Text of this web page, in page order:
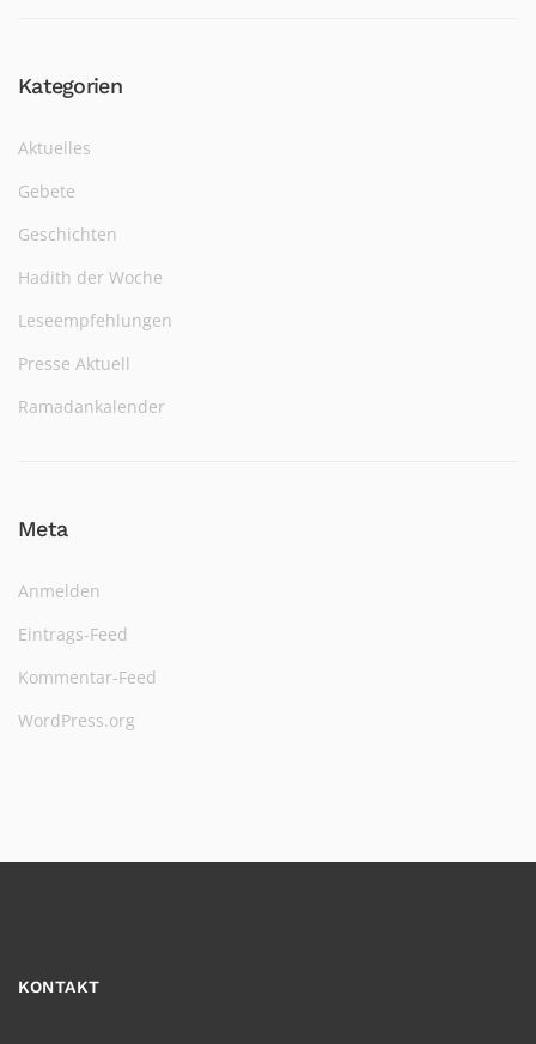
Kategorien
Aktuelles
Gebete
Geschichten
Hadith der Woche
Leseempfehlungen
Presse Aktuell
Ramadankalender
Meta
Anmelden
Eintrags-Feed
Kommentar-Feed
WordPress.org
KONTAKT